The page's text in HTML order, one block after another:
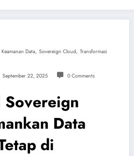
Keamanan Data, Sovereign Cloud, Transformasi
September 22, 2025 0 Comments
Sovereign
Data
di